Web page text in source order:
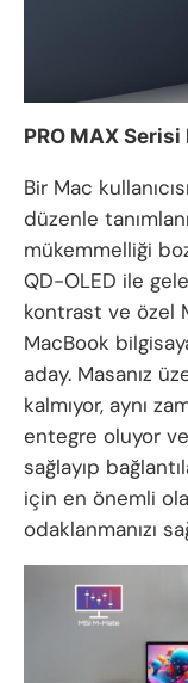
PRO MAX
Bir Mac
düzenle
mükemmelliği
QD-OLED ile
kontrast ve özel
MacBook
aday. Masanız
kalmıyor, aynı
entegre oluyor
sağlayıp
için en önemli
odaklanmanızı